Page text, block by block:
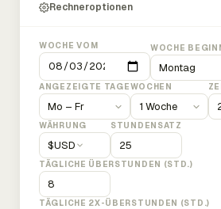
Rechneroptionen
WOCHE VOM WOCHE
ANGEZEIGTE TAGEWOCHEN
WÄHRUNG
$USD
STUNDENSATZ
TÄGLICHE ÜBERSTUNDEN (STD.)
TÄGLICHE 2X-ÜBERSTUNDEN (STD.)